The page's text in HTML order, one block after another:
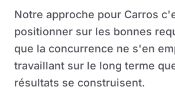
Notre approche pour Carros
positionner sur les bonnes
que la concurrence ne s'en
travaillant sur le long terme
résultats se construisent.